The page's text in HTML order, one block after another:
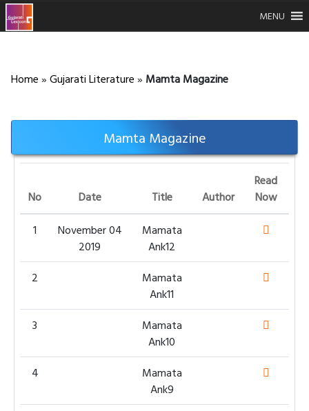
MENU
Home » Gujarati Literature » Mamta Magazine
Mamta Magazine
No Date Title Author
Read
Now
1
November 04
2019
Mamata
Ank12
2
Mamata
Ank11
3
Mamata
Ank10
4
Mamata
Ank9